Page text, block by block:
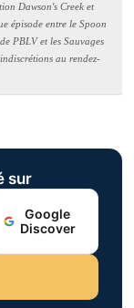
Dawson's Creek et
épisode entre le Spoon
PBLV et les Sauvages
au rendez-
sur
Google
Discover